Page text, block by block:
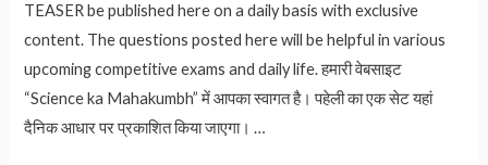
TEASER be published here on a daily basis with exclusive
content. The questions posted here will be helpful in various
upcoming competitive exams and daily life. हमारी वेबसाइट
“Science ka Mahakumbh” में आपका स्वागत है। पहेली का एक सेट यहां
दैनिक आधार पर प्रकाशित किया जाएगा। …